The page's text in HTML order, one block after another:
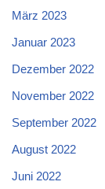
März 2023
Januar 2023
Dezember 2022
November 2022
September 2022
August 2022
Juni 2022